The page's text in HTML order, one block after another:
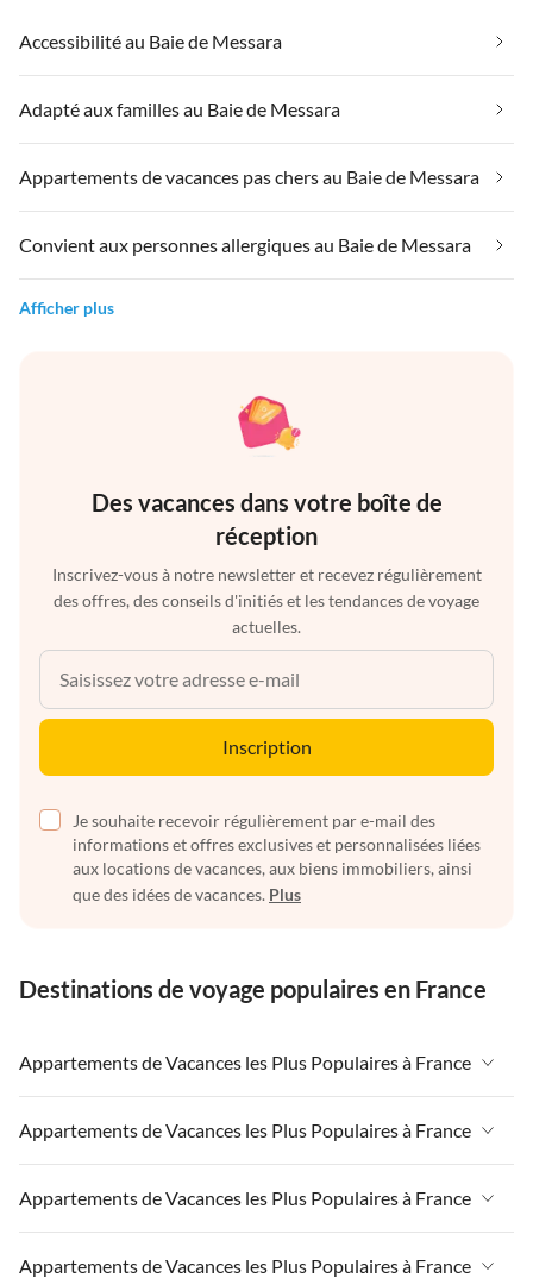
Accessibilité au Baie de Messara
Adapté aux familles au Baie de Messara
Appartements de vacances pas chers au Baie de Messara
Convient aux personnes allergiques au Baie de Messara
Afficher plus
Des vacances dans votre boîte de
réception
Inscrivez-vous à notre newsletter et recevez régulièrement
des offres, des conseils d'initiés et les tendances de voyage
actuelles.
Inscription
Je souhaite recevoir régulièrement par e-mail des
informations et offres exclusives et personnalisées liées
aux locations de vacances, aux biens immobiliers, ainsi
que des idées de vacances. Plus
Destinations de voyage populaires en France
Appartements de Vacances les Plus Populaires à France
Appartements de Vacances à France
Appartements de Vacances à Paris-Ile de France
Appartements de Vacances à Paris
Appartements de Vacances les Plus Populaires à France
Appartements de Vacances à France
Appartements de Vacances à Paris-Ile de France
Appartements de Vacances les Plus Populaires à France
Appartements de Vacances à France
Appartements de Vacances les Plus Populaires à France